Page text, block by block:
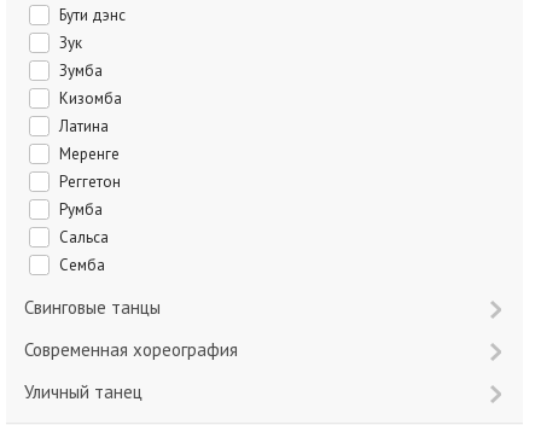
Бути дэнс
Зук
Зумба
Кизомба
Латина
Меренге
Реггетон
Румба
Сальса
Семба
Свинговые танцы
Современная хореография
Уличный танец